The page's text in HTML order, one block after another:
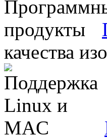
качества